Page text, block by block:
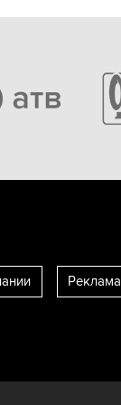
Реклама